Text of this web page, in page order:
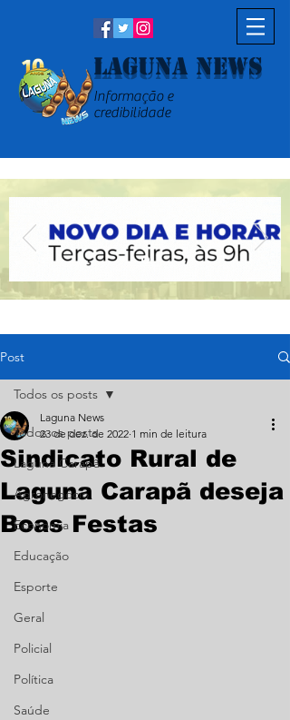
Laguna News
Informação e
credibilidade
Post
Todos os posts
Laguna Carapã
Agronegócio
Economia
Educação
Esporte
Geral
Policial
Política
Saúde
Todos os posts
Sindicato Rural de
Laguna Carapã deseja
Boas Festas
Laguna News
23 de dez. de 2022 1 min de leitura